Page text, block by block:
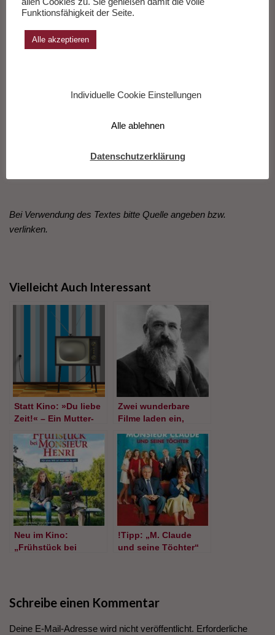
Den Film hier sehen
Bei Verwendung des Textes bitte Quelle angeben bzw.
verlinken.
Vielleicht Auch Interessant
Statt Kino: »Du liebe
Zeit!« – Ein Mutter-
Hedwig Rost und
Clara Baesecke
Zwei wunderbare
Filme laden ein,
entdecken
Neu im Kino:
„Frühstück bei
!Tipp: „M. Claude
und seine Töchter“
Schreibe einen Kommentar
Deine E-Mail-Adresse wird nicht veröffentlicht. Erforderliche
Funktionsfähigkeit der Seite.
Alle akzeptieren
Individuelle Cookie Einstellungen
Alle ablehnen
Datenschutzerklärung